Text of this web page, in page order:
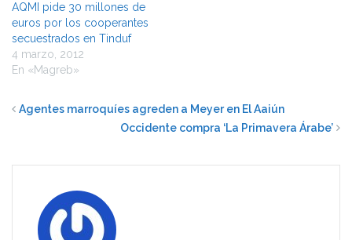
AQMI pide 30 millones de
euros por los cooperantes
secuestrados en Tinduf
4 marzo, 2012
En «Magreb»
Agentes marroquíes agreden a Meyer en El Aaiún
Occidente compra ‘La Primavera Árabe’